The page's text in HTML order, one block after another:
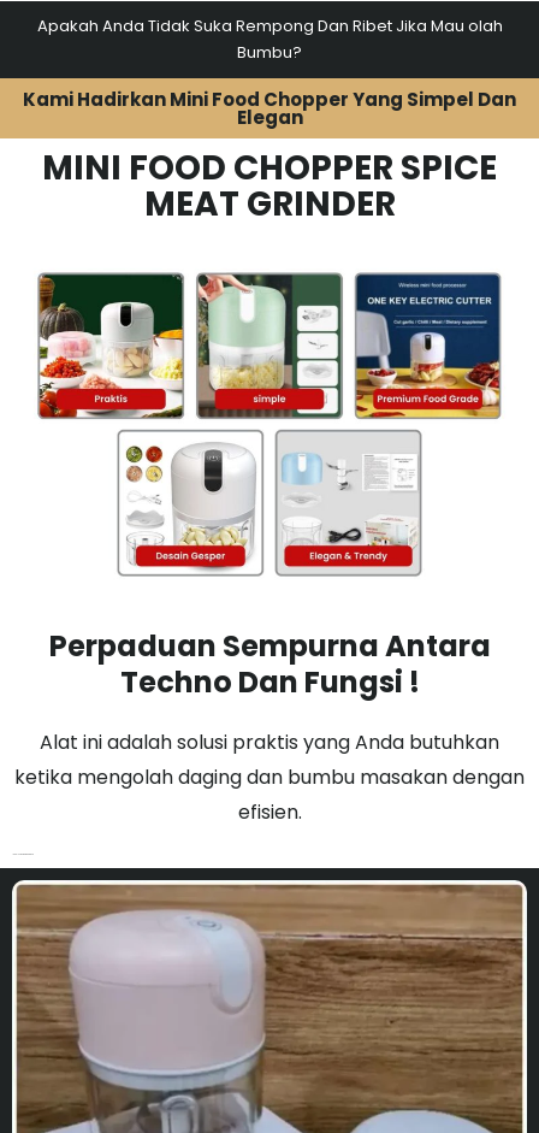
Apakah Anda Tidak Suka Rempong Dan Ribet Jika Mau olah
Bumbu?
Kami Hadirkan Mini Food Chopper Yang Simpel Dan
Elegan
MINI FOOD CHOPPER SPICE
MEAT GRINDER
Perpaduan Sempurna Antara
Techno Dan Fungsi !
Alat ini adalah solusi praktis yang Anda butuhkan
ketika mengolah daging dan bumbu masakan dengan
efisien.